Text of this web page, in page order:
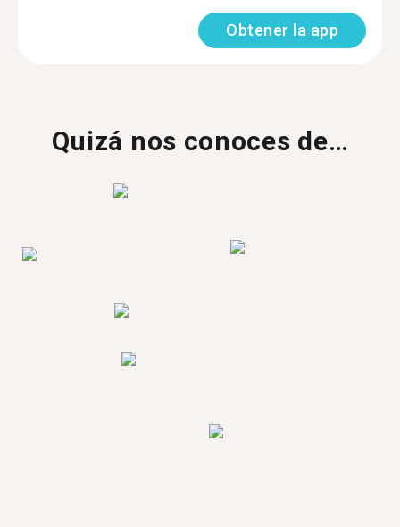
Obtener la app
Quizá nos conoces de…